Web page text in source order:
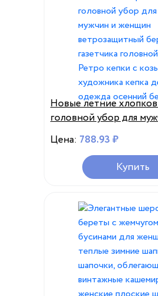
Новые летние
головной убор для
женщин
газетчика головной
кепки с козырьком
кепка детская одежда
Цена: 788.93 ₽
Купить